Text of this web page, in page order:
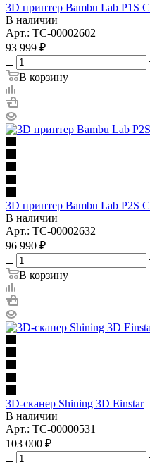
3D принтер Bambu Lab P1S
В наличии
Арт.: TC-00002602
93 999 ₽
В корзину
3D принтер Bambu Lab P2S
В наличии
Арт.: TC-00002632
96 990 ₽
В корзину
3D-сканер Shining 3D Einstar
В наличии
Арт.: TC-00000531
103 000 ₽